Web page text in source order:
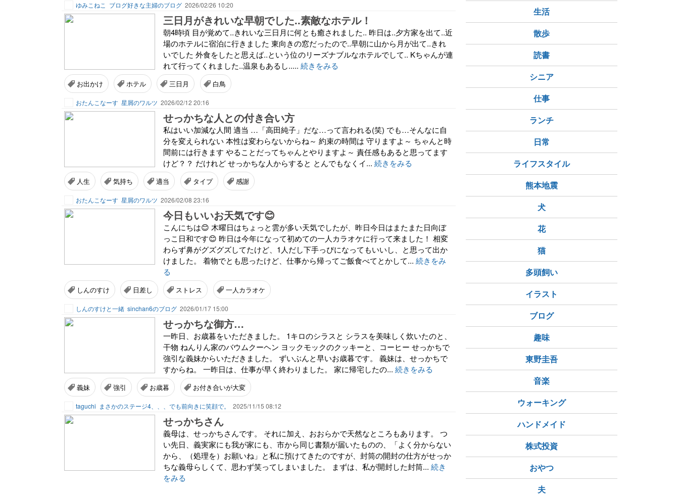
ゆみこねこ ブログ好きな主婦のブログ 2026/02/26 10:20
三日月がきれいな早朝でした..素敵なホテル！
朝4時頃 目が覚めて..きれいな三日月に何とも癒されました.. 昨日は..夕方家を出て..近
場のホテルに宿泊に行きました 東向きの窓だったので..早朝に山から月が出て..きれ
いでした 外食をしたと思えば..という位のリーズナブルなホテルでして.. Kちゃんが連
れて行ってくれました..温泉もあるし..... 続きをみる
お出かけ ホテル 三日月 白鳥
おたんこなーす 星屑のワルツ 2026/02/12 20:16
せっかちな人との付き合い方
私はいい加減な人間 適当 …「高田純子」だな…って言われる(笑) でも…そんなに自
分を変えられない 本性は変わらないからね～ 約束の時間は 守りますよ～ ちゃんと時
間前には行きます やることだってちゃんとやりますよ～ 責任感もあると思ってます
けど？？ だけれど せっかちな人からすると とんでもなくイ... 続きをみる
人生 気持ち 適当 タイプ 感謝
おたんこなーす 星屑のワルツ 2026/02/08 23:16
今日もいいお天気です😊
こんにちは😊 木曜日はちょっと雲が多い天気でしたが、昨日今日はまたまた日向ぼ
っこ日和です😊 昨日は今年になって初めての一人カラオケに行って来ました！ 相変
わらず鼻がグズグズしてたけど、1人だし下手っぴになってもいいし、と思って出か
けました。 着物でとも思ったけど、仕事から帰ってご飯食べてとかして... 続きをみ
る
しんのすけ 日差し ストレス 一人カラオケ
しんのすけと一緒 sinchan6のブログ 2026/01/17 15:00
せっかちな御方…
一昨日、お歳暮をいただきました。 1キロのシラスと シラスを美味しく炊いたのと、
干物 ねんりん家のバウムクーヘン ヨックモックのクッキーと、コーヒー せっかちで
強引な義妹からいただきました。 ずいぶんと早いお歳暮です。 義妹は、せっかちで
すからね。 一昨日は、仕事が早く終わりました。 家に帰宅したの... 続きをみる
義妹 強引 お歳暮 お付き合いが大変
taguchi まさかのステージ4、、、でも前向きに笑顔で。 2025/11/15 08:12
せっかちさん
義母は、せっかちさんです。 それに加え、おおらかで天然なところもあります。 つ
い先日、義実家にも我が家にも、市から同じ書類が届いたものの、「よく分からない
から、（処理を）お願いね」と私に預けてきたのですが、封筒の開封の仕方がせっか
ちな義母らしくて、思わず笑ってしまいました。 まずは、私が開封した封筒... 続き
をみる
生活
散歩
読書
シニア
仕事
ランチ
日常
ライフスタイル
熊本地震
犬
花
猫
多頭飼い
イラスト
ブログ
趣味
東野圭吾
音楽
ウォーキング
ハンドメイド
株式投資
おやつ
夫